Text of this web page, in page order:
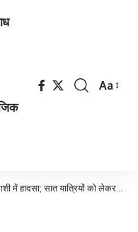
Font
Aa
सात यात्रियों को लेकर जा रहा हेलिकॉप्टर दुर्घटनाग्रस्त, रेस्क्यू जारी